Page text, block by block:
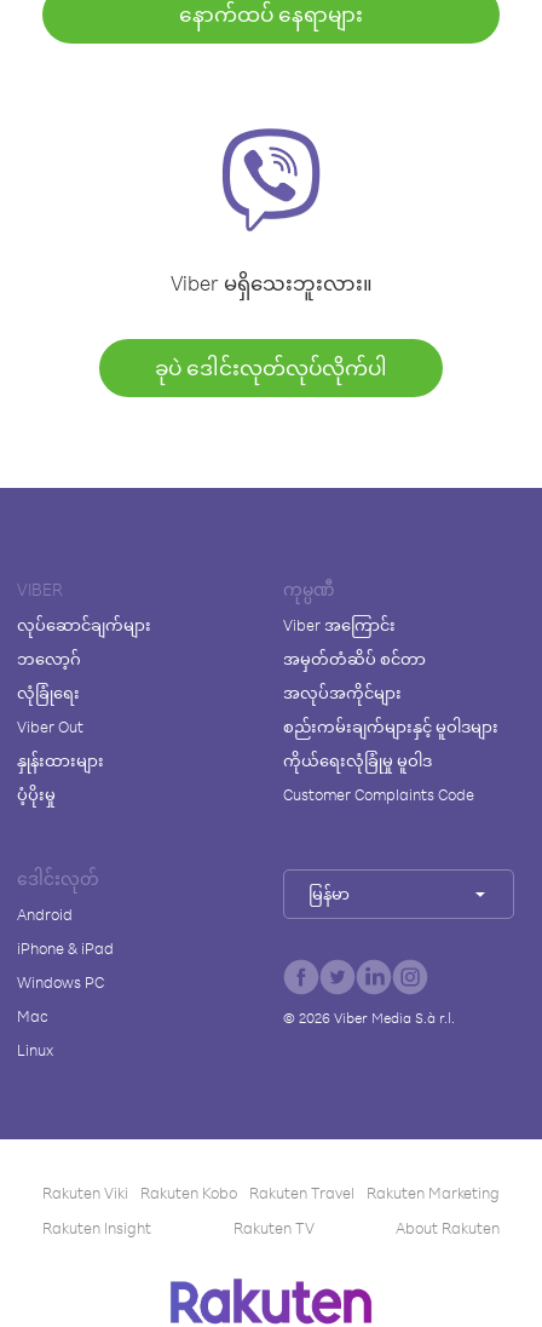
နောက်ထပ် နေရာများ
Viber မရှိသေးဘူးလား။
ခုပဲ ဒေါင်းလုတ်လုပ်လိုက်ပါ
VIBER
လုပ်ဆောင်ချက်များ
ဘလော့ဂ်
လုံခြုံရေး
Viber Out
နှုန်းထားများ
ပံ့ပိုးမှု
ကုမ္ပဏီ
Viber အကြောင်း
အမှတ်တံဆိပ် စင်တာ
အလုပ်အကိုင်များ
စည်းကမ်းချက်များနှင့် မူဝါဒများ
ကိုယ်ရေးလုံခြုံမှု မူဝါဒ
Customer Complaints Code
ဒေါင်းလုတ်
Android
iPhone & iPad
Windows PC
Mac
Linux
မြန်မာ
© 2026Viber Media S.à r.l.
Rakuten Viki Rakuten Kobo Rakuten Travel
Rakuten Marketing
Rakuten Insight
Rakuten TV About Rakuten